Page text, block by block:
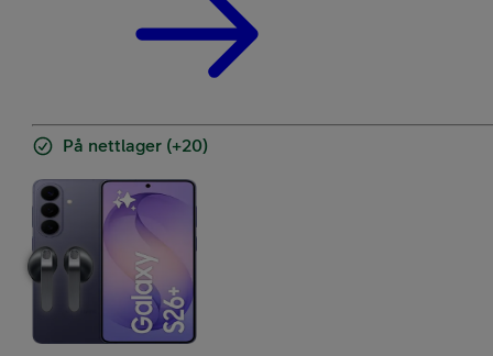
På nettlager (+20)